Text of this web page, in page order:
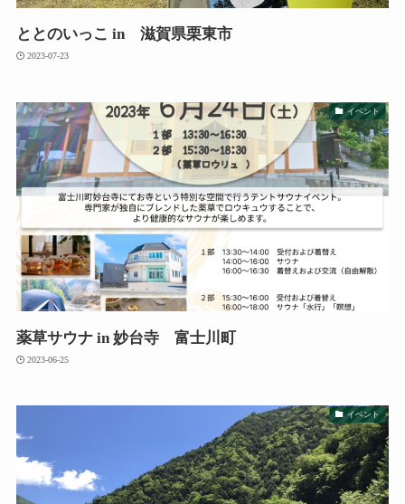
ととのいっこ in 滋賀県栗東市
2023-07-23
イベント
薬草サウナ in 妙台寺 富士川町
2023-06-25
イベント